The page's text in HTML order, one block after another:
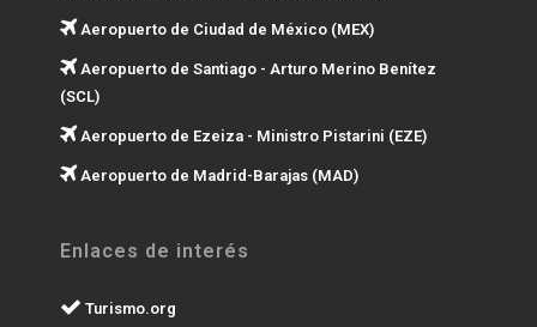
Aeropuerto de Ciudad de México (MEX)
Aeropuerto de Santiago - Arturo Merino Benítez
(SCL)
Aeropuerto de Ezeiza - Ministro Pistarini (EZE)
Aeropuerto de Madrid-Barajas (MAD)
Enlaces de interés
Turismo.org